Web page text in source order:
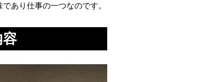
あり仕事の一つなのです。